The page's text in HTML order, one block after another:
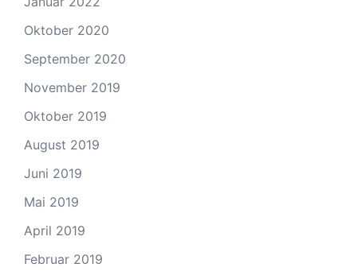
Oktober 2020
September 2020
November 2019
Oktober 2019
August 2019
Juni 2019
Mai 2019
April 2019
Februar 2019